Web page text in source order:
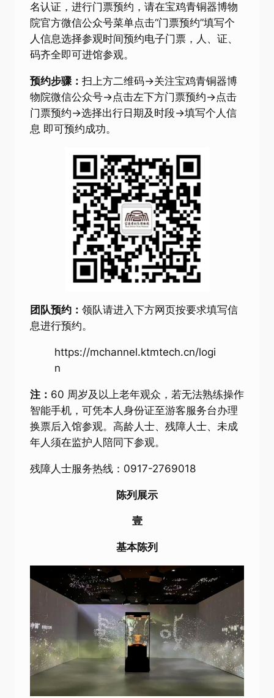
名认证，进行门票预约，请在宝鸡青铜器博物
院官方微信公众号菜单点击“门票预约”填写个
人信息选择参观时间预约电子门票，人、证、
码齐全即可进馆参观。
预约步骤： 扫上方二维码→关注宝鸡青铜器博
物院微信公众号→点击左下方门票预约→点击
门票预约→选择出行日期及时段→填写个人信
息 即可预约成功。
团队预约： 领队请进入下方网页按要求填写信
息进行预约。
https://mchannel.ktmtech.cn/logi
n
注： 60 周岁及以上老年观众，若无法熟练操作
智能手机，可凭本人身份证至游客服务台办理
换票后入馆参观。高龄人士、残障人士、未成
年人须在监护人陪同下参观。
残障人士服务热线：0917-2769018
陈列展示
壹
基本陈列